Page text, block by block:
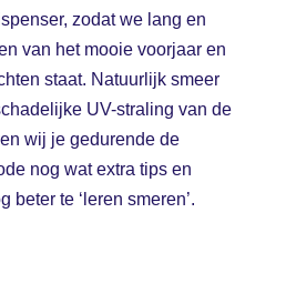
zodat we lang en
van het mooie voorjaar en
staat. Natuurlijk smeer
UV-straling van de
wij je gedurende de
nog wat extra tips en
beter te ‘leren smeren’.